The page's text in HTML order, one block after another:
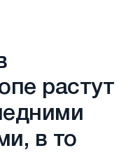
растут
в то